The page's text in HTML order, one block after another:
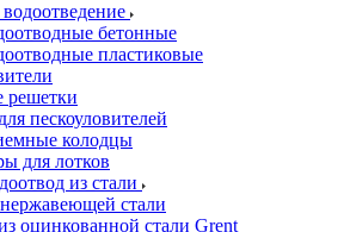
бетонные
пластиковые
решетки
пескоуловителей
колодцы
для лотков
из стали
стали
оцинкованной стали Grent